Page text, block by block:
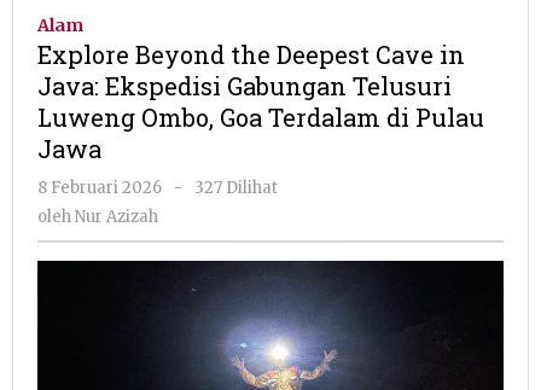
Cave
in
Java:
Ombo,
Goa
di
Pulau
Jawa
Alam
Explore Beyond the Deepest Cave in
Java: Ekspedisi Gabungan Telusuri
Luweng Ombo, Goa Terdalam di Pulau
Jawa
8 Februari 2026
oleh
-
327 Dilihat
olehNur Azizah